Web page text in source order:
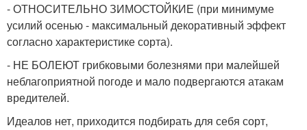
- ОТНОСИТЕЛЬНО ЗИМОСТОЙКИЕ (при минимуме
усилий осенью - максимальный декоративный эффект
согласно характеристике сорта).
- НЕ БОЛЕЮТ грибковыми болезнями при малейшей
неблагоприятной погоде и мало подвергаются атакам
вредителей.
Идеалов нет, приходится подбирать для себя сорт,